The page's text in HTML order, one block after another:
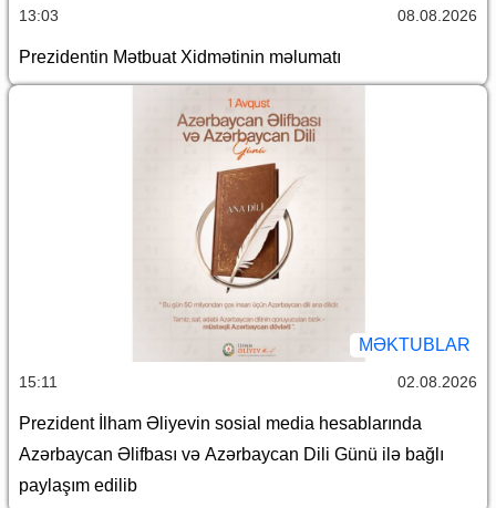
13:03 08.08.2026
Prezidentin Mətbuat Xidmətinin məlumatı
MƏKTUBLAR
15:11 02.08.2026
Prezident İlham Əliyevin sosial media hesablarında
Azərbaycan Əlifbası və Azərbaycan Dili Günü ilə bağlı
paylaşım edilib